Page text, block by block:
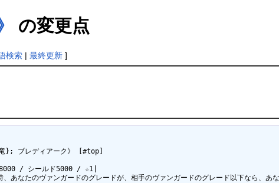
の変更点
検索| 最終更新]
ブレディアーク》 [#top]
/ シールド5000 / ☆1|
たのヴァンガードのグレードが、相手のヴァンガードのグレード以下なら、